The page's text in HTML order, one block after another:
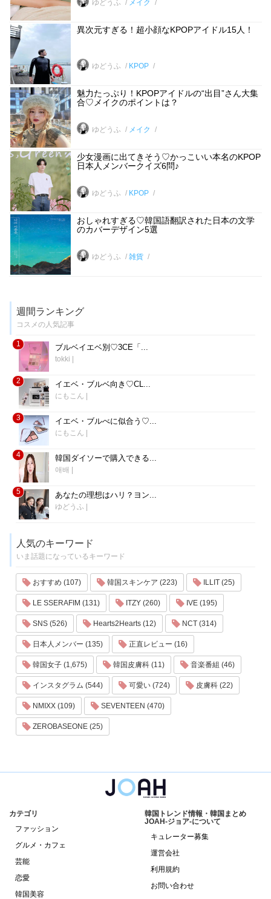
ゆどうふ メイク
異次元すぎる！超小顔なKPOPアイドル15人！
ゆどうふ KPOP
魅力たっぷり！KPOPアイドルの“出目”さん大集
合♡メイクのポイントは？
ゆどうふ メイク
少女漫画に出てきそう♡かっこいい本名のKPOP
日本人メンバークイズ6問♪
ゆどうふ KPOP
おしゃれすぎる♡韓国語翻訳された日本の文学
のカバーデザイン5選
ゆどうふ 雑貨
週間ランキング
コスメの人気記事
1 ブルベイエベ別♡3CE「...
tokki
2 イエベ・ブルベ向き♡CL...
にもこん
3 イエベ・ブルべに似合う♡...
にもこん
4 韓国ダイソーで購入できる...
애배
5 あなたの理想はハリ？ヨン...
ゆどうふ
人気のキーワード
いま話題になっているキーワード
おすすめ (107) 韓国スキンケア (223) ILLIT (25)
LE SSERAFIM (131) ITZY (260) IVE (195)
SNS (526) Hearts2Hearts (12) NCT (314)
日本人メンバー (135) 正直レビュー (16)
韓国女子 (1,675) 韓国皮膚科 (11) 音楽番組 (46)
インスタグラム (544) 可愛い (724) 皮膚科 (22)
NMIXX (109) SEVENTEEN (470)
ZEROBASEONE (25)
カテゴリ
ファッション
グルメ・カフェ
芸能
恋愛
韓国美容
韓国トレンド情報・韓国まとめ
JOAH-ジョア-について
キュレーター募集
運営会社
利用規約
お問い合わせ